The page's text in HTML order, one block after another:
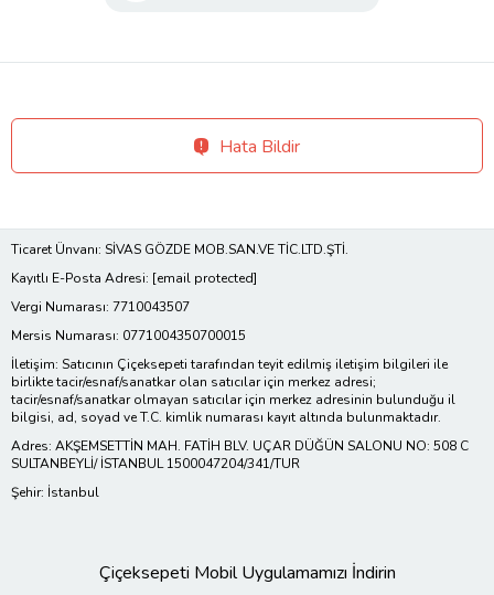
Hata Bildir
Ticaret Ünvanı: SİVAS GÖZDE MOB.SAN.VE TİC.LTD.ŞTİ.
Kayıtlı E-Posta Adresi: [email protected]
Vergi Numarası: 7710043507
Mersis Numarası: 0771004350700015
İletişim: Satıcının Çiçeksepeti tarafından teyit edilmiş iletişim bilgileri ile
birlikte tacir/esnaf/sanatkar olan satıcılar için merkez adresi;
tacir/esnaf/sanatkar olmayan satıcılar için merkez adresinin bulunduğu il
bilgisi, ad, soyad ve T.C. kimlik numarası kayıt altında bulunmaktadır.
Adres: AKŞEMSETTİN MAH. FATİH BLV. UÇAR DÜĞÜN SALONU NO: 508 C
SULTANBEYLİ/ İSTANBUL 1500047204/341/TUR
Şehir: İstanbul
Çiçeksepeti Mobil Uygulamamızı İndirin